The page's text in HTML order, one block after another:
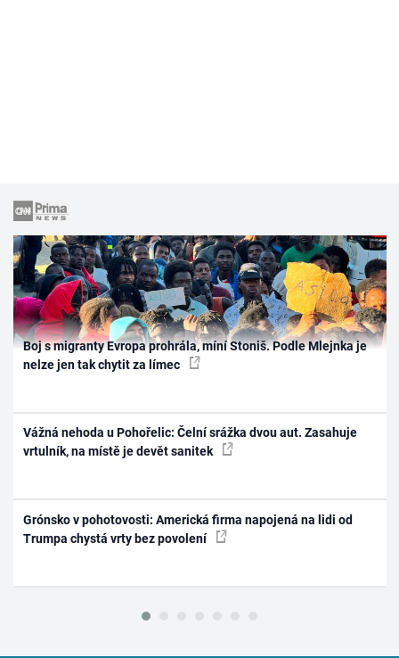
Boj s migranty Evropa prohrála, míní Stoniš. Podle Mlejnka je
nelze jen tak chytit za límec
Vážná nehoda u Pohořelic: Čelní srážka dvou aut. Zasahuje
vrtulník, na místě je devět sanitek
Grónsko v pohotovosti: Americká firma napojená na lidi od
Trumpa chystá vrty bez povolení